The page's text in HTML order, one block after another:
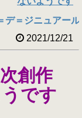
デ＝ジニュアー
2021/12/21
創作
うです